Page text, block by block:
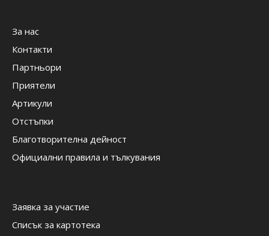
За нас
Контакти
Партньори
Приятели
Артикули
Отстъпки
Благотворителна дейност
Официални правила и тълкувания
Заявка за участие
Списък за картотека